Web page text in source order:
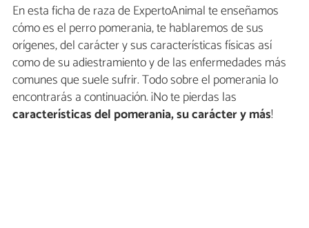
En esta ficha de raza de ExpertoAnimal te enseñamos
cómo es el perro pomerania, te hablaremos de sus
orígenes, del carácter y sus características físicas así
como de su adiestramiento y de las enfermedades más
comunes que suele sufrir. Todo sobre el pomerania lo
encontrarás a continuación. ¡No te pierdas las
características del pomerania, su carácter y más!